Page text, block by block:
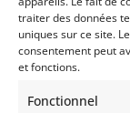
traiter des données
uniques sur ce site.
consentement peut
et fonctions.
Fonctionnel
Imprint